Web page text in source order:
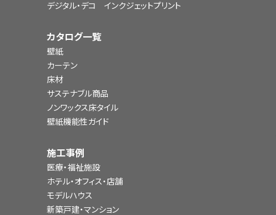
デジタル・デコ インクジェットプリント
カタログ一覧
壁紙
カーテン
床材
サステナブル商品
ノンワックス床タイル
壁紙機能性ガイド
施工事例
医療・福祉施設
ホテル・オフィス・店舗
モデルハウス
新築戸建・マンション